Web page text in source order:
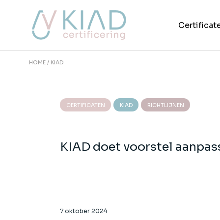
VPA
HOME KIAD
CERTIFICATEN KIAD RICHTLIJNEN
KIAD doet voorstel
7 oktober 2024